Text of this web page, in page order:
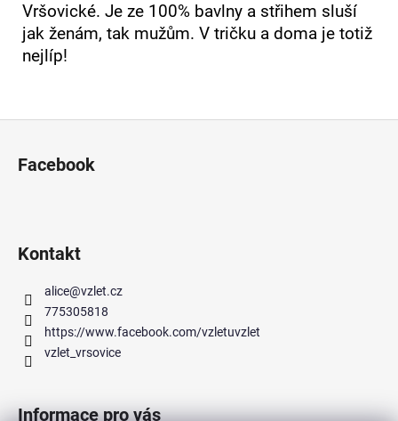
Vršovické. Je ze 100% bavlny a střihem sluší
jak ženám, tak mužům. V tričku a doma je totiž
nejlíp!
Facebook
Kontakt
alice@vzlet.cz
775305818
https://www.facebook.com/vzletuvzlet
vzlet_vrsovice
Informace pro vás